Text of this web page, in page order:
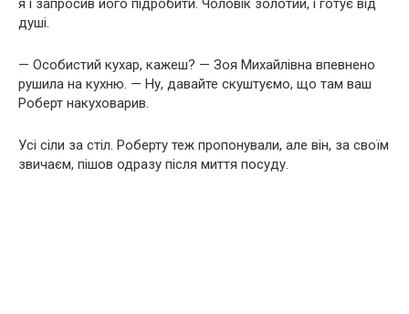
я і запросив його підробити. Чоловік золотий, і готує від
душі.
— Особистий кухар, кажеш? — Зоя Михайлівна впевнено
рушила на кухню. — Ну, давайте скуштуємо, що там ваш
Роберт накуховарив.
Усі сіли за стіл. Роберту теж пропонували, але він, за своїм
звичаєм, пішов одразу після миття посуду.